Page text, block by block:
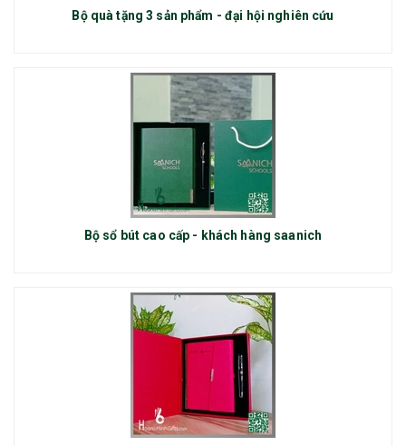
Bộ quà tặng 3 sản phẩm - đại hội nghiên cứu
Bộ sổ bút cao cấp - khách hàng saanich